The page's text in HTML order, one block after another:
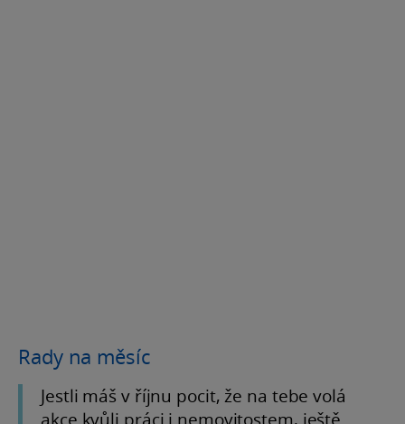
Rady na měsíc
Jestli máš v říjnu pocit, že na tebe volá
akce kvůli práci i nemovitostem, ještě